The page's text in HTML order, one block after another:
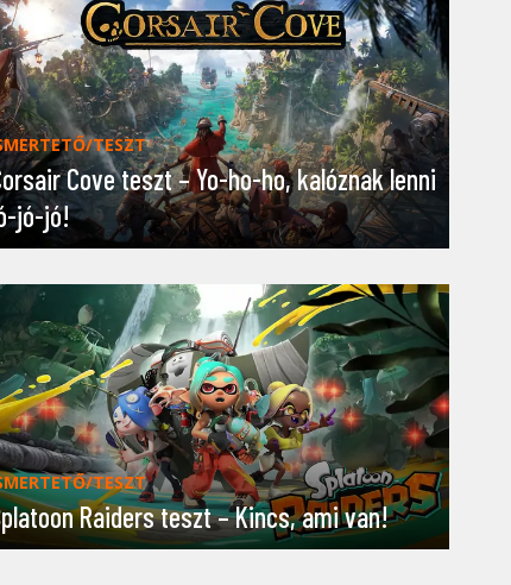
TESZT
Cove teszt – Yo-ho-ho, kalóznak lenni
jó-jó!
TESZT
Raiders teszt – Kincs, ami van!